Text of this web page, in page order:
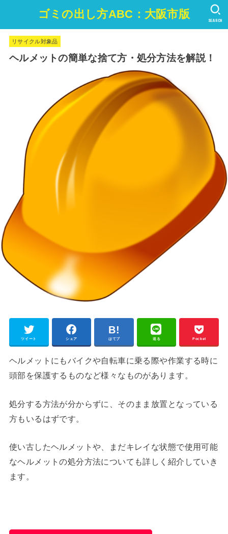
ゴミの出し方ABC：大阪市版 SEARCH
リサイクル対象品
ヘルメットの簡単な捨て方・処分方法を解説！
ツイート シェア はてブ 送る Pocket
ヘルメットにもバイクや自転車に乗る際や作業する時に
頭部を保護するものなど様々なものがあります。
処分する方法が分からずに、そのまま放置となっている
方もいるはずです。
使い古したヘルメットや、まだキレイな状態で使用可能
なヘルメットの処分方法についても詳しく紹介していき
ます。